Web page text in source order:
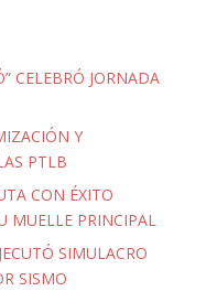
CELEBRÓ JORNADA
Y
PTLB
CON ÉXITO
MUELLE PRINCIPAL
SIMULACRO
SISMO